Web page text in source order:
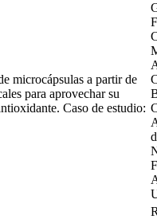
microcápsulas a partir de
para aprovechar su
Caso de estudio: